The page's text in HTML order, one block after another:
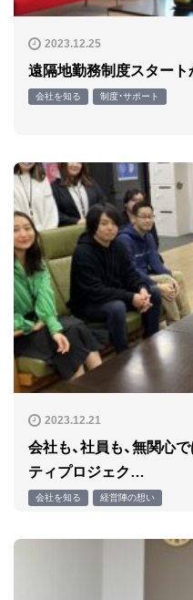
2023.12.25
遠隔地勤務制度スタート
会社を知る 制度・サポート
2023.12.21
会社も、社員も、無関心
ティプロジェク…
会社を知る 経営陣の想い